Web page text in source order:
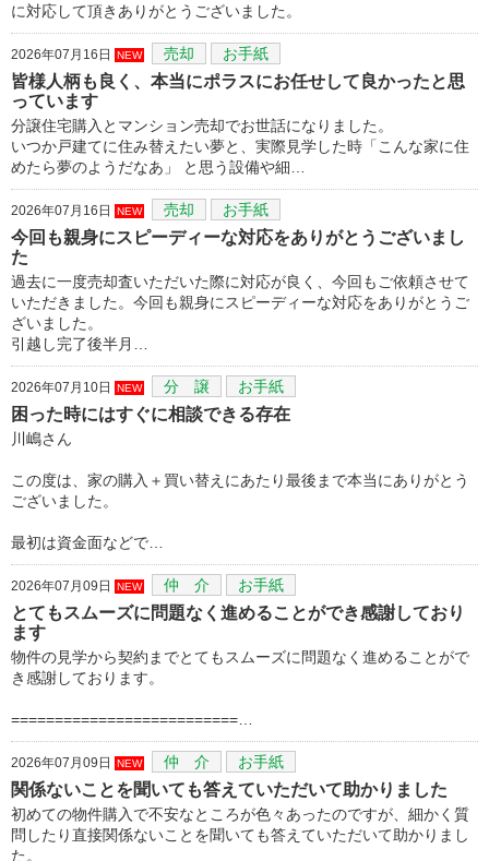
に対応して頂きありがとうございました。
2026年07月16日 NEW 売却 お手紙
皆様人柄も良く、本当にポラスにお任せして良かったと思
っています
分譲住宅購入とマンション売却でお世話になりました。
いつか戸建てに住み替えたい夢と、実際見学した時「こんな家に住
めたら夢のようだなあ」 と思う設備や細…
2026年07月16日 NEW 売却 お手紙
今回も親身にスピーディーな対応をありがとうございまし
た
過去に一度売却査いただいた際に対応が良く、今回もご依頼させて
いただきました。今回も親身にスピーディーな対応をありがとうご
ざいました。
引越し完了後半月…
2026年07月10日 NEW 分 譲 お手紙
困った時にはすぐに相談できる存在
川嶋さん
この度は、家の購入＋買い替えにあたり最後まで本当にありがとう
ございました。
最初は資金面などで…
2026年07月09日 NEW 仲 介 お手紙
とてもスムーズに問題なく進めることができ感謝しており
ます
物件の見学から契約までとてもスムーズに問題なく進めることがで
き感謝しております。
==========================…
2026年07月09日 NEW 仲 介 お手紙
関係ないことを聞いても答えていただいて助かりました
初めての物件購入で不安なところが色々あったのですが、細かく質
問したり直接関係ないことを聞いても答えていただいて助かりまし
た。